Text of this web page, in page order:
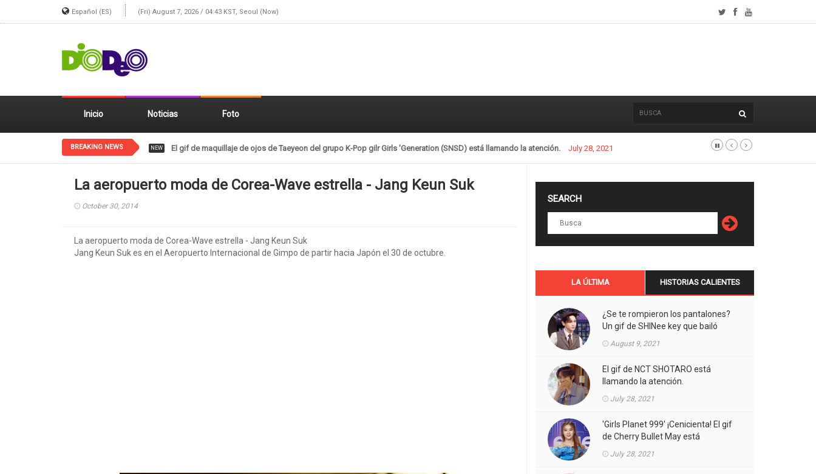
Español (ES) (Fri) August 7, 2026 / 04:43 KST, Seoul (Now)
Inicio Noticias Foto
BREAKING NEWS NEW El gif de maquillaje de ojos de Taeyeon del grupo K-Pop gilr Girls 'Generation (SNSD) está llamando la atención. July 28, 2021
La aeropuerto moda de Corea-Wave estrella - Jang Keun Suk
October 30, 2014
La aeropuerto moda de Corea-Wave estrella - Jang Keun Suk
Jang Keun Suk es en el Aeropuerto Internacional de Gimpo de partir hacia Japón el 30 de octubre.
SEARCH
LA ÚLTIMA HISTORIAS CALIENTES
¿Se te rompieron los pantalones?
Un gif de SHINee key que bailó
August 9, 2021
El gif de NCT SHOTARO está
llamando la atención.
July 28, 2021
'Girls Planet 999' ¡Cenicienta! El gif
de Cherry Bullet May está
July 28, 2021